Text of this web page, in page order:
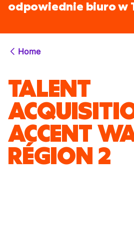
odpowiednie biuro w
Home
TALENT
ACCENT
RÉGION 2